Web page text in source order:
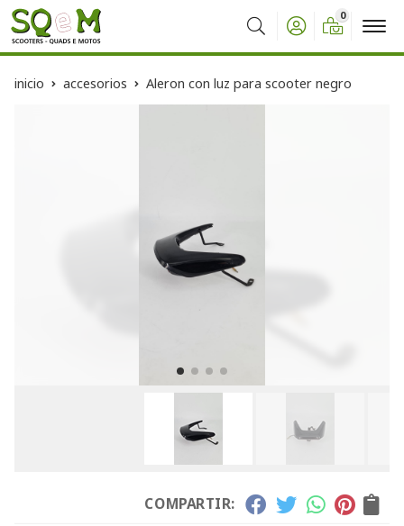
Buscar
0
inicio accesorios Aleron con luz para scooter negro
COMPARTIR: